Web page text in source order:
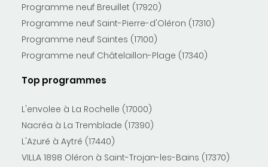
Programme neuf Breuillet (17920)
Programme neuf Saint-Pierre-d'Oléron (17310)
Programme neuf Saintes (17100)
Programme neuf Châtelaillon-Plage (17340)
Top programmes
L'envolee à La Rochelle (17000)
Nacréa à La Tremblade (17390)
L'Azuré à Aytré (17440)
VILLA 1898 Oléron à Saint-Trojan-les-Bains (17370)